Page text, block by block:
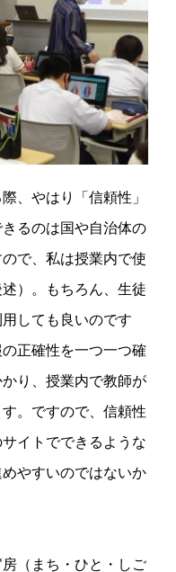
、やはり「信頼性」
るのは国や自治体の
で、私は授業内で使
）。もちろん、生徒
しても良いのです
正確性を一つ一つ確
り、授業内で教師が
。ですので、信頼性
イトでできるような
やすいのではないか
（まち・ひと・しご